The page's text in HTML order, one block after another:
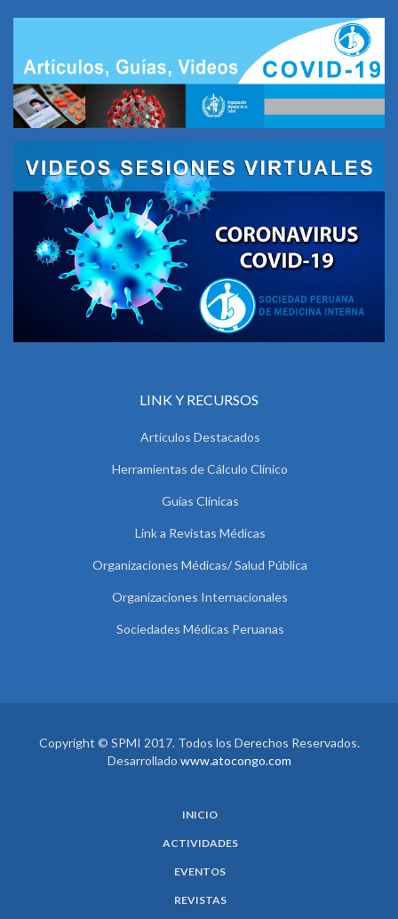
LINK Y RECURSOS
Artículos Destacados
Herramientas de Cálculo Clínico
Guías Clínicas
Link a Revistas Médicas
Organizaciones Médicas/ Salud Pública
Organizaciones Internacionales
Sociedades Médicas Peruanas
Copyright © SPMI 2017. Todos los Derechos Reservados.
Desarrollado www.atocongo.com
INICIO
ACTIVIDADES
EVENTOS
REVISTAS